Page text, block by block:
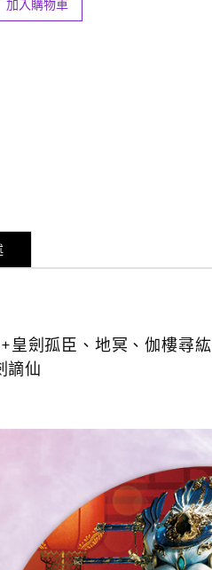
加入購物車
皇劍孤臣 、地冥、伽樓尋紘
謫仙